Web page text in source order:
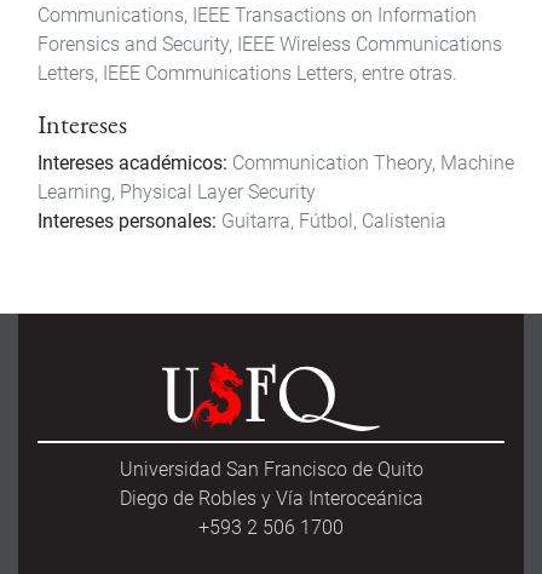
Communications, IEEE Transactions on Information
Forensics and Security, IEEE Wireless Communications
Letters, IEEE Communications Letters, entre otras.
Intereses
Intereses académicos: Communication Theory, Machine
Learning, Physical Layer Security
Intereses personales: Guitarra, Fútbol, Calistenia
Universidad San Francisco de Quito
Diego de Robles y Vía Interoceánica
+593 2 506 1700